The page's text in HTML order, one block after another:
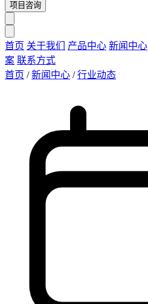
项目咨询
首页 关于我们 产品中心 新闻中心
案 联系方式
首页 / 新闻中心 / 行业动态